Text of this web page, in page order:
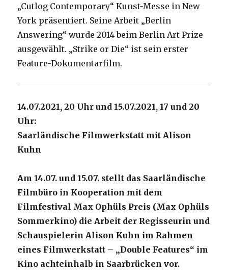
„Cutlog Contemporary“ Kunst-Messe in New
York präsentiert. Seine Arbeit „Berlin
Answering“ wurde 2014 beim Berlin Art Prize
ausgewählt. „Strike or Die“ ist sein erster
Feature-Dokumentarfilm.
14.07.2021, 20 Uhr und 15.07.2021, 17 und 20
Uhr:
Saarländische Filmwerkstatt mit Alison
Kuhn
Am 14.07. und 15.07. stellt das Saarländische
Filmbüro in Kooperation mit dem
Filmfestival Max Ophüls Preis (Max Ophüls
Sommerkino) die Arbeit der Regisseurin und
Schauspielerin Alison Kuhn im Rahmen
eines Filmwerkstatt – „Double Features“ im
Kino achteinhalb in Saarbrücken vor.